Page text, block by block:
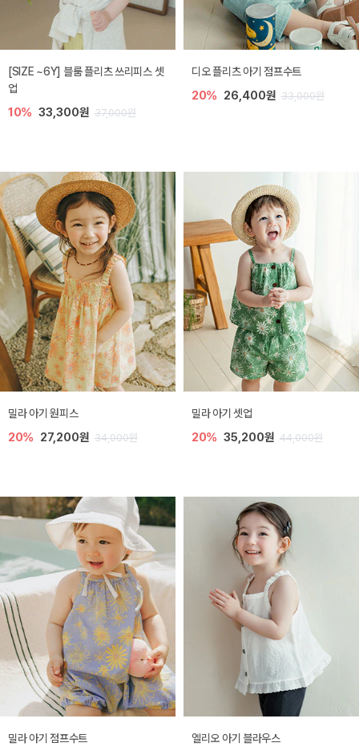
[SIZE ~6Y] 블룸 플리츠 쓰리피스 셋
업
10% 33,300원 37,000원
디오 플리츠 아기 점프수트
20% 26,400원 33,000원
밀라 아기 원피스
20% 27,200원 34,000원
밀라 아기 셋업
20% 35,200원 44,000원
밀라 아기 점프수트 엘리오 아기 블라우스